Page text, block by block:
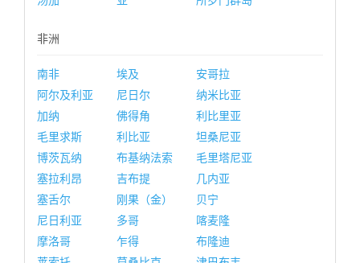
非洲
南非 埃及
安哥拉
阿尔及利亚
尼日尔
纳米比亚
加纳
佛得角
利比里亚
毛里求斯
利比亚
坦桑尼亚
博茨瓦纳
布基纳法索
毛里塔尼亚
塞拉利昂
吉布提
几内亚
塞舌尔
刚果（金）
贝宁
尼日利亚
多哥
喀麦隆
摩洛哥
乍得
布隆迪